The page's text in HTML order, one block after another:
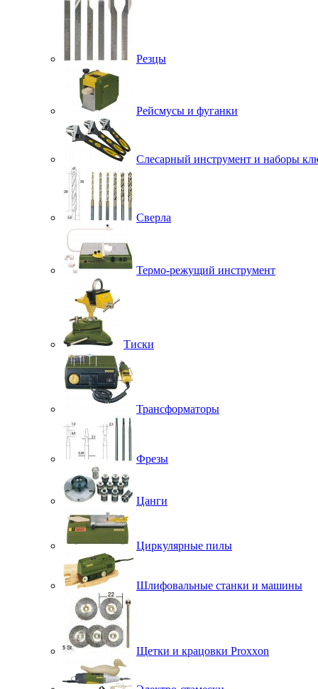
Резцы
Рейсмусы и фуганки
Слесарный инструмент и наборы
Сверла
Термо-режущий инструмент
Тиски
Трансформаторы
Фрезы
Цанги
Циркулярные пилы
Шлифовальные станки и машины
Щетки и крацовки Proxxon